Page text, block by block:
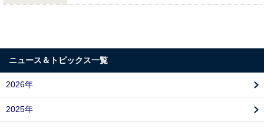
ニュース＆トピックス一覧
2026年
2025年